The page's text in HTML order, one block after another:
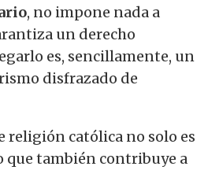
, no impone nada a
un derecho
es, sencillamente, un
disfrazado de
religión católica no solo es
que también contribuye a